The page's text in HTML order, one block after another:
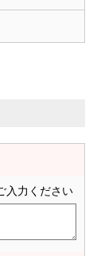
入力ください